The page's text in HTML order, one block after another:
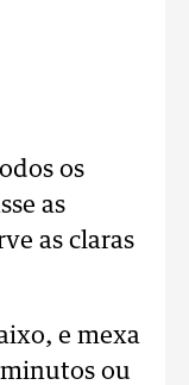
os
as
as claras
e mexa
ou